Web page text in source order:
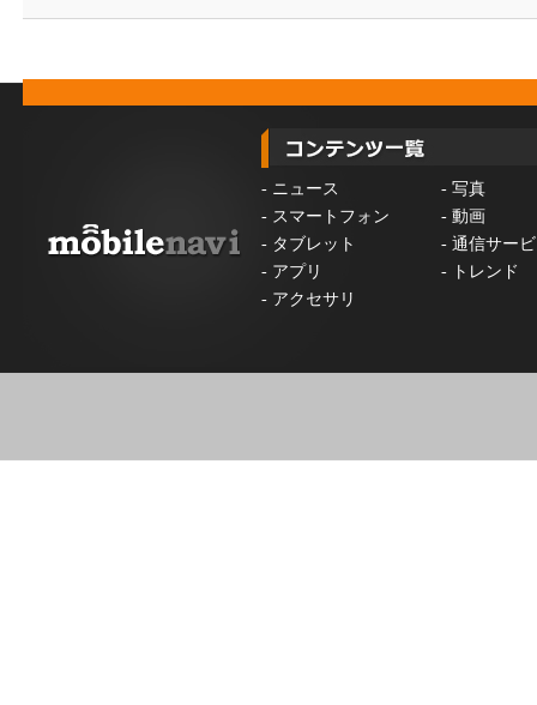
- ニュース - 写真
- スマートフォン - 動画
- タブレット - 通信サー
- アプリ -
トレンド
- アクセサリ